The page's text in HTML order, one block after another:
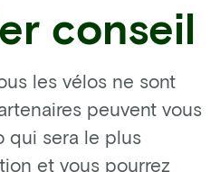
conseil
les vélos ne sont
peuvent vous
qui sera le plus
et vous pourrez